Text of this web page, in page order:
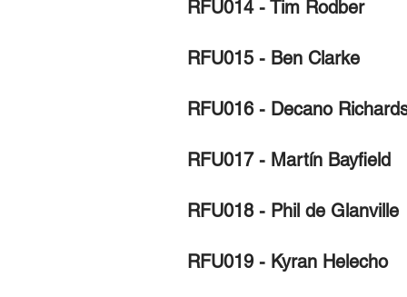
RFU014 - Tim Rodber
RFU015 - Ben Clarke
RFU016 - Decano
RFU017 - Martín Bayfield
RFU018 - Phil de Glanville
RFU019 - Kyran Helecho